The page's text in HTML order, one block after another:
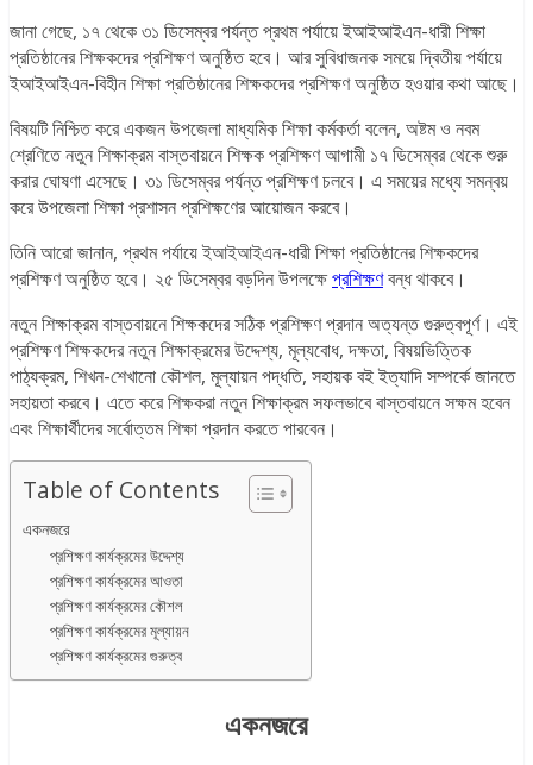
জানা গেছে, ১৭ থেকে ৩১ ডিসেম্বর পর্যন্ত প্রথম পর্যায়ে ইআইআইএন-ধারী শিক্ষা
প্রতিষ্ঠানের শিক্ষকদের প্রশিক্ষণ অনুষ্ঠিত হবে। আর সুবিধাজনক সময়ে দ্বিতীয় পর্যায়ে
ইআইআইএন-বিহীন শিক্ষা প্রতিষ্ঠানের শিক্ষকদের প্রশিক্ষণ অনুষ্ঠিত হওয়ার কথা আছে।
বিষয়টি নিশ্চিত করে একজন উপজেলা মাধ্যমিক শিক্ষা কর্মকর্তা বলেন, অষ্টম ও নবম
শ্রেণিতে নতুন শিক্ষাক্রম বাস্তবায়নে শিক্ষক প্রশিক্ষণ আগামী ১৭ ডিসেম্বর থেকে শুরু
করার ঘোষণা এসেছে। ৩১ ডিসেম্বর পর্যন্ত প্রশিক্ষণ চলবে। এ সময়ের মধ্যে সমন্বয়
করে উপজেলা শিক্ষা প্রশাসন প্রশিক্ষণের আয়োজন করবে।
তিনি আরো জানান, প্রথম পর্যায়ে ইআইআইএন-ধারী শিক্ষা প্রতিষ্ঠানের শিক্ষকদের
প্রশিক্ষণ অনুষ্ঠিত হবে। ২৫ ডিসেম্বর বড়দিন উপলক্ষেপ্রশিক্ষণবন্ধ থাকবে।
নতুন শিক্ষাক্রম বাস্তবায়নে শিক্ষকদের সঠিক প্রশিক্ষণ প্রদান অত্যন্ত গুরুত্বপূর্ণ। এই
প্রশিক্ষণ শিক্ষকদের নতুন শিক্ষাক্রমের উদ্দেশ্য, মূল্যবোধ, দক্ষতা, বিষয়ভিত্তিক
পাঠ্যক্রম, শিখন-শেখানো কৌশল, মূল্যায়ন পদ্ধতি, সহায়ক বই ইত্যাদি সম্পর্কে জানতে
সহায়তা করবে। এতে করে শিক্ষকরা নতুন শিক্ষাক্রম সফলভাবে বাস্তবায়নে সক্ষম হবেন
এবং শিক্ষার্থীদের সর্বোত্তম শিক্ষা প্রদান করতে পারবেন।
Table of Contents
একনজরে
প্রশিক্ষণ কার্যক্রমের উদ্দেশ্য
প্রশিক্ষণ কার্যক্রমের আওতা
প্রশিক্ষণ কার্যক্রমের কৌশল
প্রশিক্ষণ কার্যক্রমের মূল্যায়ন
প্রশিক্ষণ কার্যক্রমের গুরুত্ব
একনজরে